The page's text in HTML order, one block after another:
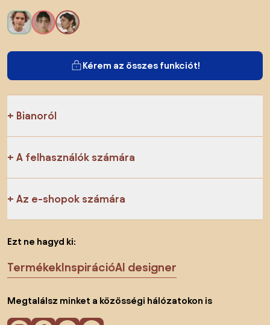
Kérem az összes funkciót!
Bianoról
A felhasználók számára
Az e-shopok számára
Ezt ne hagyd ki:
TermékekInspirációAI designer
Megtalálsz minket a közösségi hálózatokon is